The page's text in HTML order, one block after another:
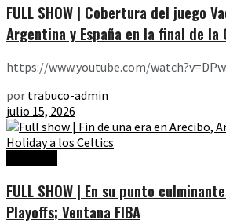
FULL SHOW | Cobertura del juego
Argentina y España en la final de la
https://www.youtube.com/
por trabuco-admin
julio 15, 2026
FULL SHOW | En su punto
Playoffs; Ventana FIBA